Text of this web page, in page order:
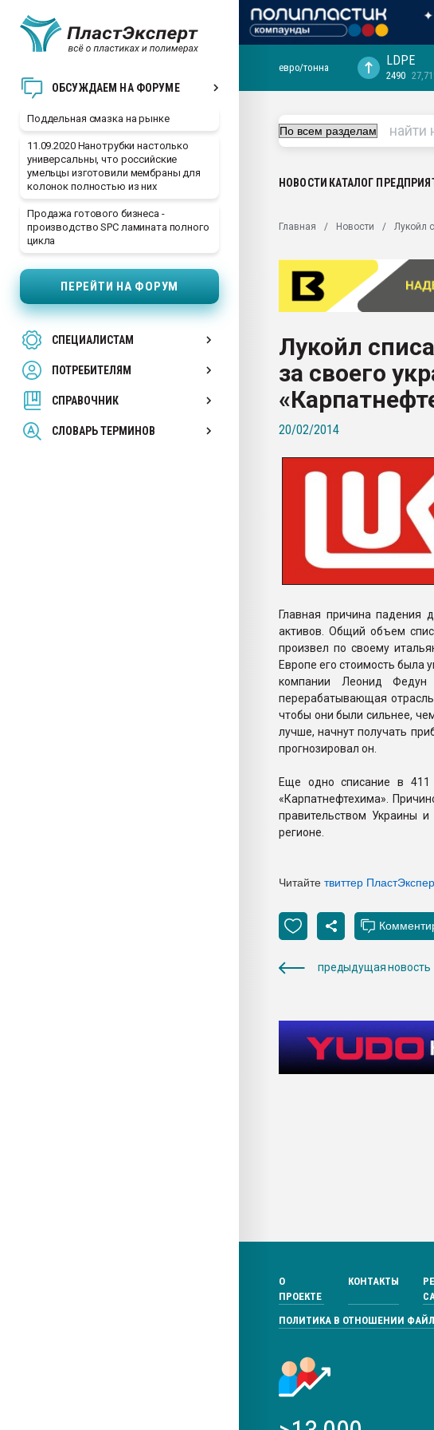
ОБСУЖДАЕМ НА ФОРУМЕ
Поддельная смазка на рынке
11.09.2020 Нанотрубки настолько
универсальны, что российские
умельцы изготовили мембраны для
колонок полностью из них
Продажа готового бизнеса -
производство SPC ламината полного
цикла
ПЕРЕЙТИ НА ФОРУМ
СПЕЦИАЛИСТАМ
ПОТРЕБИТЕЛЯМ
СПРАВОЧНИК
СЛОВАРЬ ТЕРМИНОВ
ближайшее подмосковье, с.-в.
Подмосковье, Москва
первый план в переработке
28.07.2026 "Технониколь" довольна
ситуацией на строительном рынке
Всё, что касается выдува ПЭТ
Материал поверхности пуансона для
Продам отходы Композиция
поликарбоната и АБС-пластика
Armaloy PC/ABS-1IM черный цвет
ПЕРЕЙТИ НА ФОРУМ
евро/тонна LDPE
2490
НОВОСТИ КАТАЛОГ
Главная Новости Лукойл
Лукойл
за своего
20/02/2014
Главная причина падения
активов. Общий объем
произвел по своему
Европе его стоимость была
компании Леонид
перерабатывающая
чтобы они были сильнее,
лучше, начнут получать
прогнозировал он.
Еще одно списание в 411
«Карпатнефтехима».
правительством Украины
регионе.
Читайте твиттер
предыдущая новость
О
ПРОЕКТЕ
КОНТАКТЫ
ПОЛИТИКА В ОТНОШЕНИИ